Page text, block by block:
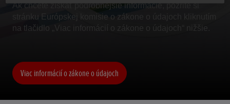
Ak chcete získať podrobnejšie informácie, pozrite si
stránku Európskej komisie o zákone o údajoch kliknutím
na tlačidlo „Viac informácií o zákone o údajoch“ nižšie.
Viac informácií o zákone o údajoch